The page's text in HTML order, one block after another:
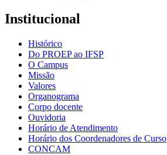
Institucional
Histórico
Do PROEP ao IFSP
O Campus
Missão
Valores
Organograma
Corpo docente
Ouvidoria
Horário de Atendimento
Horário dos Coordenadores de Curso
CONCAM